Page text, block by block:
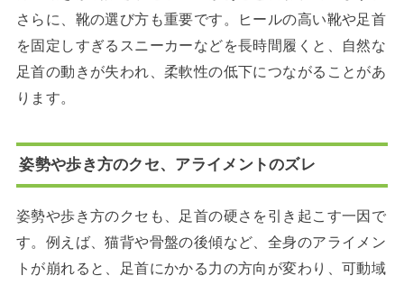
さらに、靴の選び方も重要です。ヒールの高い靴や足首
を固定しすぎるスニーカーなどを長時間履くと、自然な
足首の動きが失われ、柔軟性の低下につながることがあ
ります。
姿勢や歩き方のクセ、アライメントのズレ
姿勢や歩き方のクセも、足首の硬さを引き起こす一因で
す。例えば、猫背や骨盤の後傾など、全身のアライメン
トが崩れると、足首にかかる力の方向が変わり、可動域